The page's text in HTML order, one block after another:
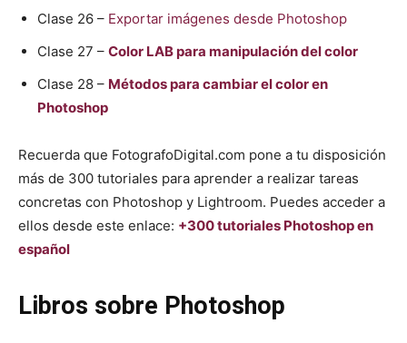
Clase 26 – Exportar imágenes desde Photoshop
Clase 27 – Color LAB para manipulación del color
Clase 28 – Métodos para cambiar el color en
Photoshop
Recuerda que FotografoDigital.com pone a tu disposición
más de 300 tutoriales para aprender a realizar tareas
concretas con Photoshop y Lightroom. Puedes acceder a
ellos desde este enlace: +300 tutoriales Photoshop en
español
Libros sobre Photoshop